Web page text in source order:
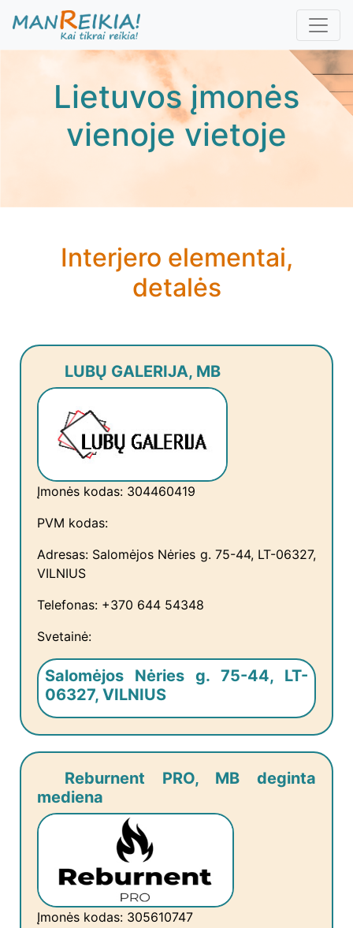
pagrindinį
Lietuvos įmonės
vienoje vietoje
Interjero elementai,
detalės
LUBŲ GALERIJA, MB
Įmonės kodas: 304460419
PVM kodas:
Adresas: Salomėjos Nėries g. 75-44, LT-06327,
VILNIUS
Telefonas: +370 644 54348
Svetainė:
Salomėjos Nėries g. 75-44, LT-
06327, VILNIUS
Reburnent PRO, MB deginta
mediena
Įmonės kodas: 305610747